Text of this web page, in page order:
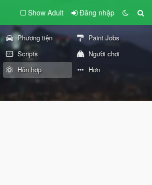
Show Adult Đăng nhập
Phương tiện
Paint Jobs
Scripts
Người chơi
Hỗn hợp Hơn